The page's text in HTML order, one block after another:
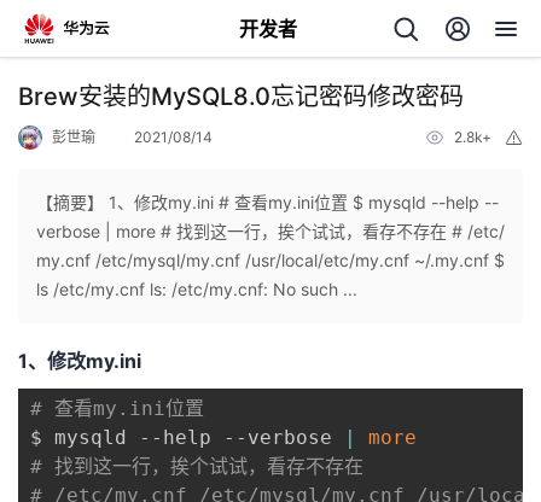
开发者
返
个
主
页
的
开
Brew安装的MySQL8.0忘记密码修改密码
彭世瑜 2021/08/14 2.8k+
【摘要】 1、修改my.ini # 查看my.ini位置 $ mysqld --help --
verbose | more # 找到这一行，挨个试试，看存不存在 # /etc/
my.cnf /etc/mysql/my.cnf /usr/local/etc/my.cnf ~/.my.cnf $
ls /etc/my.cnf ls: /etc/my.cnf: No such ...
1、修改my.ini
# 查看my.ini位置
$ mysqld --help --verbose
|
more
# 找到这一行，挨个试试，看存不存在
# /etc/my.cnf /etc/mysql/my.cnf /usr/